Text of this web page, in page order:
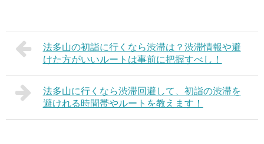
法多山の初詣に行くなら渋滞は？渋滞情報や避
けた方がいいルートは事前に把握すべし！
法多山に行くなら渋滞回避して、初詣の渋滞を
避けれる時間帯やルートを教えます！